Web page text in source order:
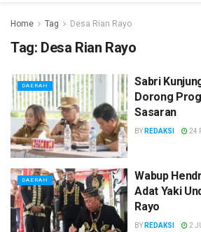
Home Tag Desa Rian Rayo
Tag: Desa Rian Rayo
DAERAH
Sabri
Dorong
Sasaran
BY REDAKSI 24
DAERAH
Wabup
Adat Yaki
Rayo
BY REDAKSI 2